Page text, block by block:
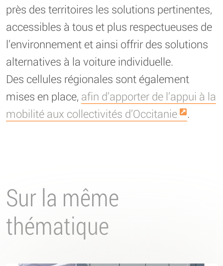
près des territoires les solutions pertinentes,
accessibles à tous et plus respectueuses de
l’environnement et ainsi offrir des solutions
alternatives à la voiture individuelle.
Des cellules régionales sont également
mises en place, afin d’apporter de l’appui à la
mobilité aux collectivités d’Occitanie
.
Sur la même
thématique